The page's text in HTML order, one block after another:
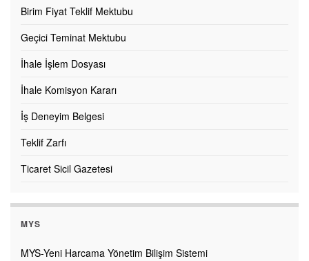
Birim Fiyat Teklif Mektubu
Geçici Teminat Mektubu
İhale İşlem Dosyası
İhale Komisyon Kararı
İş Deneyim Belgesi
Teklif Zarfı
Ticaret Sicil Gazetesi
MYS
MYS-Yeni Harcama Yönetim Bilişim Sistemi